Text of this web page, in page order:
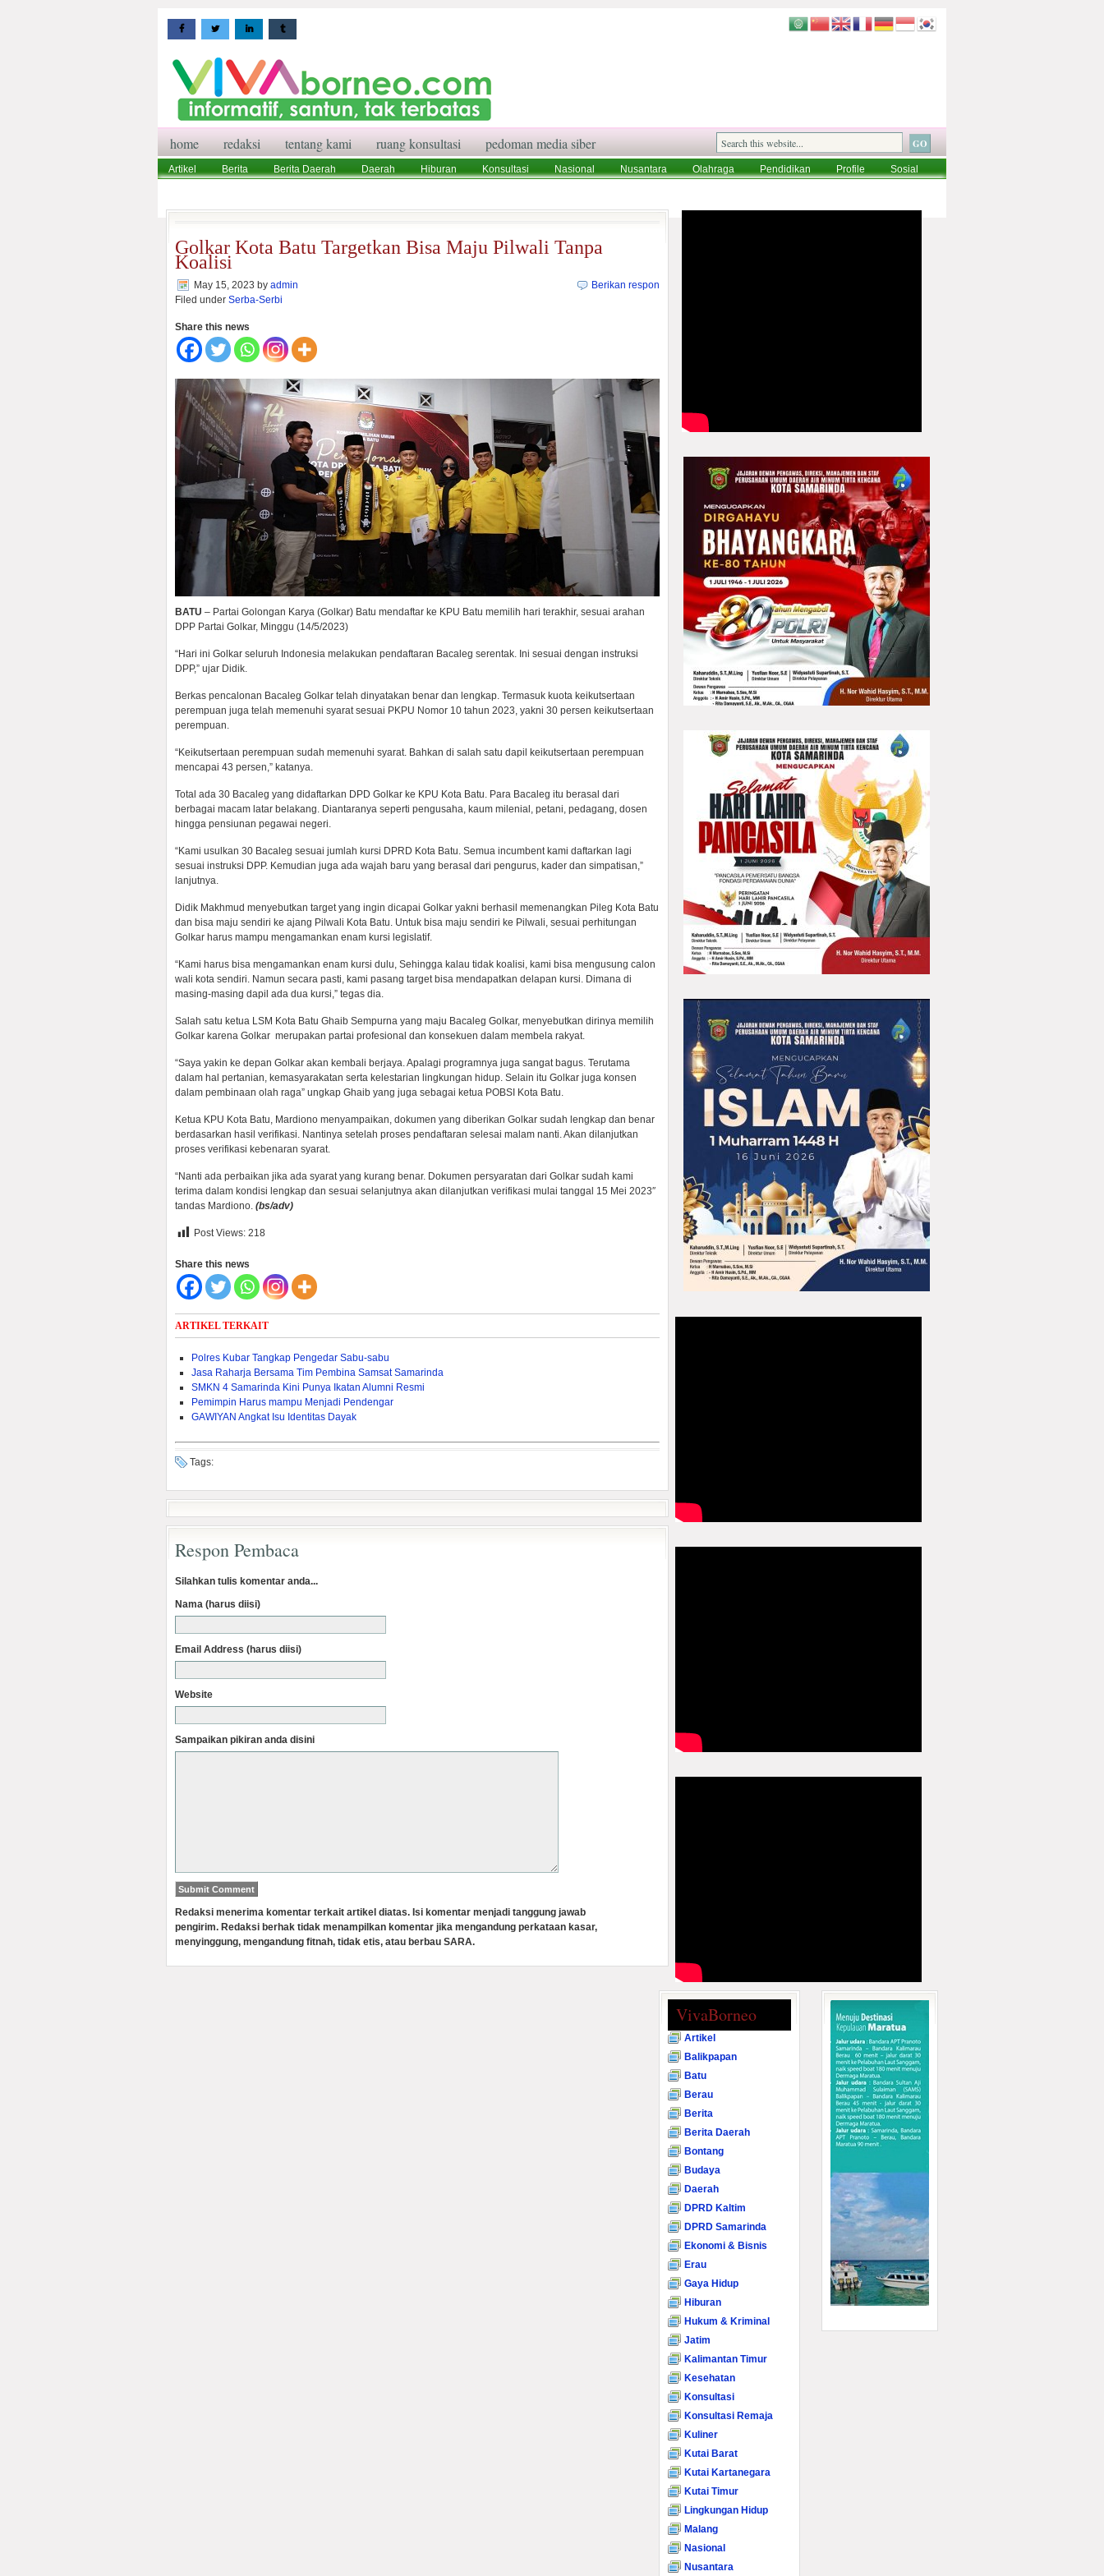
home redaksi tentang kami ruang konsultasi pedoman media siber
Artikel Berita Berita Daerah Daerah Hiburan Konsultasi Nasional Nusantara Olahraga Pendidikan Profile
Sosial
Golkar Kota Batu Targetkan Bisa Maju Pilwali Tanpa
Koalisi
May 15, 2023 by admin
Filed under Serba-Serbi
Berikan respon
Share this news
BATU – Partai Golongan Karya (Golkar) Batu mendaftar ke KPU Batu memilih hari terakhir, sesuai arahan
DPP Partai Golkar, Minggu (14/5/2023)
“Hari ini Golkar seluruh Indonesia melakukan pendaftaran Bacaleg serentak. Ini sesuai dengan instruksi
DPP,” ujar Didik.
Berkas pencalonan Bacaleg Golkar telah dinyatakan benar dan lengkap. Termasuk kuota keikutsertaan
perempuan juga telah memenuhi syarat sesuai PKPU Nomor 10 tahun 2023, yakni 30 persen keikutsertaan
perempuan.
“Keikutsertaan perempuan sudah memenuhi syarat. Bahkan di salah satu dapil keikutsertaan perempuan
mencapai 43 persen,” katanya.
Total ada 30 Bacaleg yang didaftarkan DPD Golkar ke KPU Kota Batu. Para Bacaleg itu berasal dari
berbagai macam latar belakang. Diantaranya seperti pengusaha, kaum milenial, petani, pedagang, dosen
hingga pensiunan pegawai negeri.
“Kami usulkan 30 Bacaleg sesuai jumlah kursi DPRD Kota Batu. Semua incumbent kami daftarkan lagi
sesuai instruksi DPP. Kemudian juga ada wajah baru yang berasal dari pengurus, kader dan simpatisan,”
lanjutnya.
Didik Makhmud menyebutkan target yang ingin dicapai Golkar yakni berhasil memenangkan Pileg Kota Batu
dan bisa maju sendiri ke ajang Pilwali Kota Batu. Untuk bisa maju sendiri ke Pilwali, sesuai perhitungan
Golkar harus mampu mengamankan enam kursi legislatif.
“Kami harus bisa mengamankan enam kursi dulu, Sehingga kalau tidak koalisi, kami bisa mengusung calon
wali kota sendiri. Namun secara pasti, kami pasang target bisa mendapatkan delapan kursi. Dimana di
masing-masing dapil ada dua kursi,” tegas dia.
Salah satu ketua LSM Kota Batu Ghaib Sempurna yang maju Bacaleg Golkar, menyebutkan dirinya memilih
Golkar karena Golkar merupakan partai profesional dan konsekuen dalam membela rakyat.
“Saya yakin ke depan Golkar akan kembali berjaya. Apalagi programnya juga sangat bagus. Terutama
dalam hal pertanian, kemasyarakatan serta kelestarian lingkungan hidup. Selain itu Golkar juga konsen
dalam pembinaan olah raga” ungkap Ghaib yang juga sebagai ketua POBSI Kota Batu.
Ketua KPU Kota Batu, Mardiono menyampaikan, dokumen yang diberikan Golkar sudah lengkap dan benar
berdasarkan hasil verifikasi. Nantinya setelah proses pendaftaran selesai malam nanti. Akan dilanjutkan
proses verifikasi kebenaran syarat.
“Nanti ada perbaikan jika ada syarat yang kurang benar. Dokumen persyaratan dari Golkar sudah kami
terima dalam kondisi lengkap dan sesuai selanjutnya akan dilanjutkan verifikasi mulai tanggal 15 Mei 2023″
tandas Mardiono. (bs/adv)
Post Views: 218
Share this news
ARTIKEL TERKAIT
Polres Kubar Tangkap Pengedar Sabu-sabu
Jasa Raharja Bersama Tim Pembina Samsat Samarinda
SMKN 4 Samarinda Kini Punya Ikatan Alumni Resmi
Pemimpin Harus mampu Menjadi Pendengar
GAWIYAN Angkat Isu Identitas Dayak
Tags:
Respon Pembaca
Silahkan tulis komentar anda...
Nama (harus diisi)
Email Address (harus diisi)
Website
Sampaikan pikiran anda disini
Redaksi menerima komentar terkait artikel diatas. Isi komentar menjadi tanggung jawab
pengirim. Redaksi berhak tidak menampilkan komentar jika mengandung perkataan kasar,
menyinggung, mengandung fitnah, tidak etis, atau berbau SARA.
VivaBorneo
Artikel
Balikpapan
Batu
Berau
Berita
Berita Daerah
Bontang
Budaya
Daerah
DPRD Kaltim
DPRD Samarinda
Ekonomi & Bisnis
Erau
Gaya Hidup
Hiburan
Hukum & Kriminal
Jatim
Kalimantan Timur
Kesehatan
Konsultasi
Konsultasi Remaja
Kuliner
Kutai Barat
Kutai Kartanegara
Kutai Timur
Lingkungan Hidup
Malang
Nasional
Nusantara